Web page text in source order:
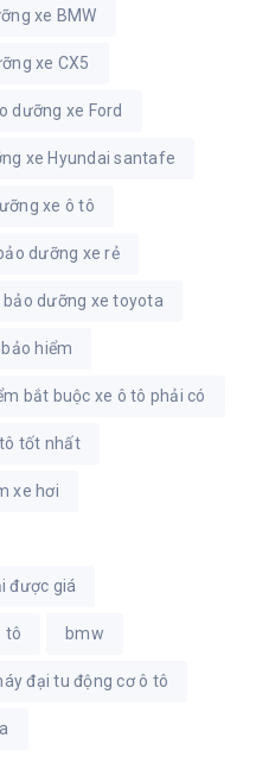
xe BMW
xe CX5
dưỡng xe Ford
xe Hyundai santafe
xe ô tô
dưỡng xe rẻ
bảo dưỡng xe toyota
bảo hiểm
bắt buộc xe ô tô phải có
tốt nhất
xe hơi
được giá
tô bmw
đại tu động cơ ô tô